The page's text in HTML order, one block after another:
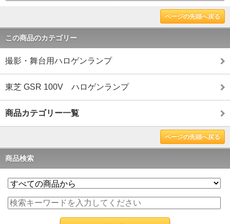
ページの先頭へ戻る
この商品のカテゴリー
撮影・舞台用ハロゲンランプ
東芝 GSR 100V ハロゲンランプ
商品カテゴリー一覧
ページの先頭へ戻る
商品検索